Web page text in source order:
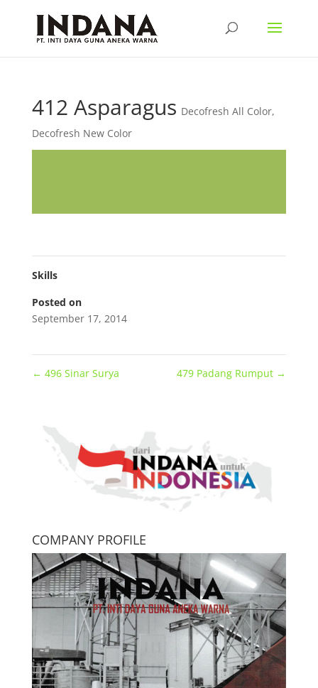
412 Asparagus Decofresh All Color,
Decofresh New Color
Skills
Posted on
September 17, 2014
← 496 Sinar Surya 479 Padang Rumput →
COMPANY PROFILE